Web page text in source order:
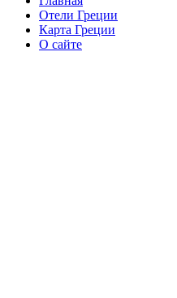
Отели Греции
Карта Греции
О сайте